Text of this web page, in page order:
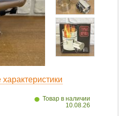
характеристики
• Товар в наличии
10.08.26